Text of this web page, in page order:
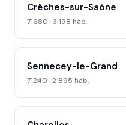
Crêches-sur-Saône
71680 · 3 198 hab.
Sennecey-le-Grand
71240 · 2 895 hab.